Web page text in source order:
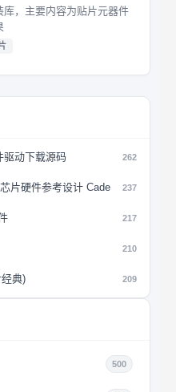
库，主要内容为贴片元器件
驱动下载源码 262
片硬件参考设计 Cade 237
217
210
典) 209
500